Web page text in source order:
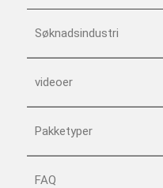
Søknadsindustri
videoer
Pakketyper
FAQ